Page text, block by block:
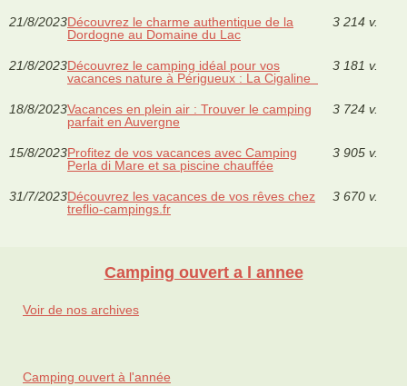
21/8/2023Découvrez le charme authentique de la
Dordogne au Domaine du Lac
3 214 v.
21/8/2023Découvrez le camping idéal pour vos
vacances nature à Périgueux : La Cigaline
3 181 v.
18/8/2023Vacances en plein air : Trouver le camping
parfait en Auvergne
3 724 v.
15/8/2023Profitez de vos vacances avec Camping
Perla di Mare et sa piscine chauffée
3 905 v.
31/7/2023Découvrez les vacances de vos rêves chez
treflio-campings.fr
3 670 v.
Camping ouvert a l annee
Voir de nos archives
Camping ouvert à l'année